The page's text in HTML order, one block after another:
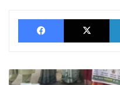
Facebook X
जांजगीर